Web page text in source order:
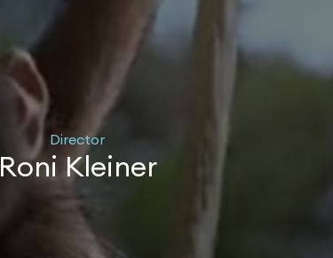
Director
Roni Kleiner